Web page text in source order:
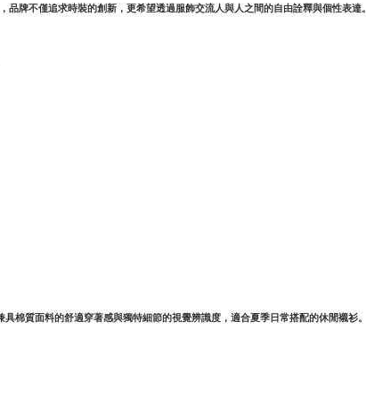
牌不僅追求時裝的創新，更希望透過服飾交流人與人之間的自由詮釋與個性表達。
棉質面料的舒適穿著感與獨特細節的視覺辨識度，適合夏季日常搭配的休閒襯衫。